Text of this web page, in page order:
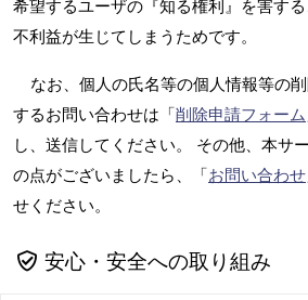
希望するユーザの『知る権利』を害す
不利益が生じてしまうためです。
なお、個人の氏名等の個人情報等の
するお問い合わせは「削除申請フォーム
し、送信してください。 その他、本サ
の点がございましたら、「お問い合わせ
せください。
安心・安全への取り組み